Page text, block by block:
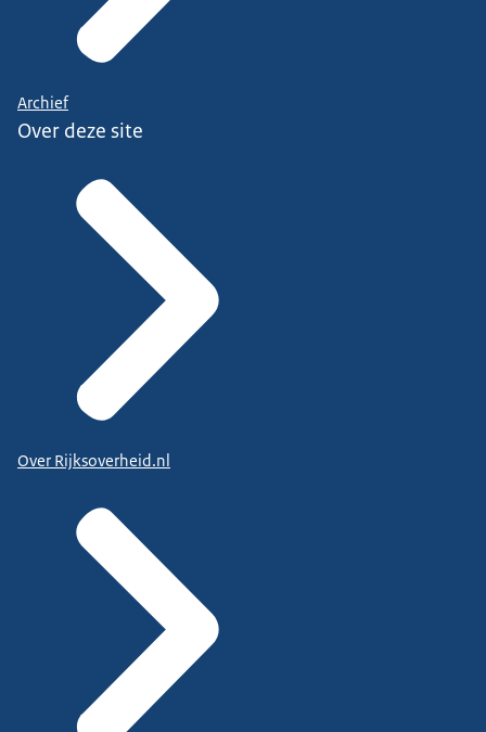
Archief
Over deze site
Over Rijksoverheid.nl